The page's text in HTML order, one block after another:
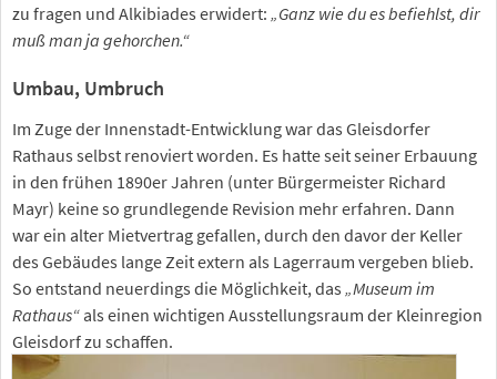
zu fragen und Alkibiades erwidert: „Ganz wie du es befiehlst, dir
muß man ja gehorchen.“
Umbau, Umbruch
Im Zuge der Innenstadt-Entwicklung war das Gleisdorfer
Rathaus selbst renoviert worden. Es hatte seit seiner Erbauung
in den frühen 1890er Jahren (unter Bürgermeister Richard
Mayr) keine so grundlegende Revision mehr erfahren. Dann
war ein alter Mietvertrag gefallen, durch den davor der Keller
des Gebäudes lange Zeit extern als Lagerraum vergeben blieb.
So entstand neuerdings die Möglichkeit, das „Museum im
Rathaus“ als einen wichtigen Ausstellungsraum der Kleinregion
Gleisdorf zu schaffen.